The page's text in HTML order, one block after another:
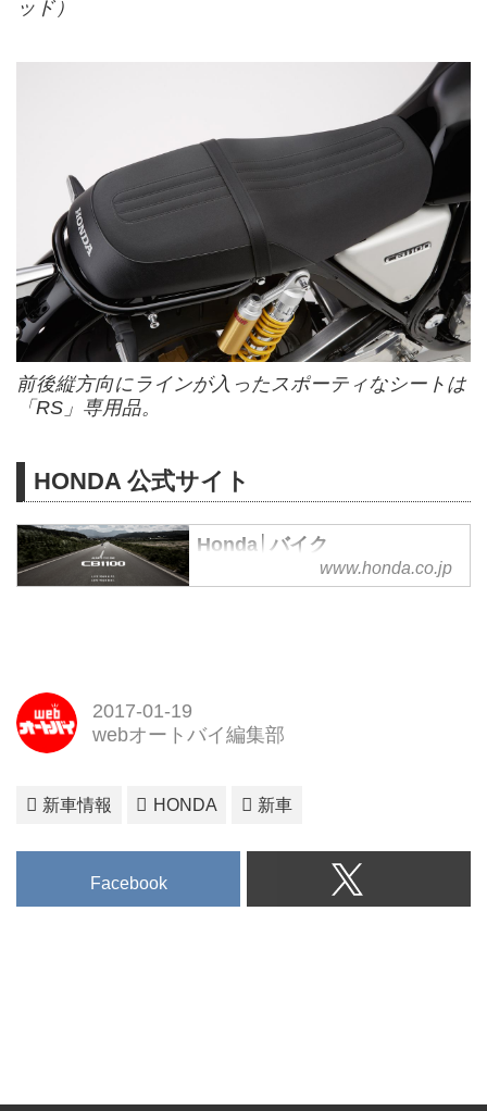
ッド）
前後縦方向にラインが入ったスポーティなシートは
「RS」専用品。
HONDA 公式サイト
Honda│バイク
Hondaのホームページです。4輪
www.honda.co.jp
2017-01-19
webオートバイ編集部
新車情報 HONDA 新車
Facebook